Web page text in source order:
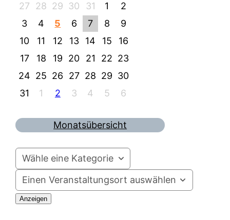
27
28 29 30 31 1
2
3
4 5 6 7 8
9
10
11 12 13 14 15
16
17
18 19 20 21 22 23
24 25 26 27 28 29 30
31
1 2 3 4 5 6
Monatsübersicht
Wähle eine Kategorie
Einen Veranstaltungsort auswählen